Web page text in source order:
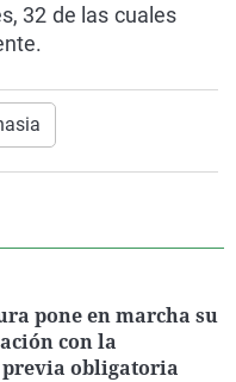
32 de las cuales
pone en marcha su
con la
obligatoria